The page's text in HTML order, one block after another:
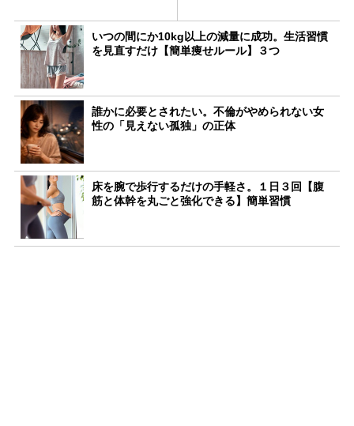
いつの間にか10kg以上の減量に成功。生活習慣
を見直すだけ【簡単痩せルール】３つ
誰かに必要とされたい。不倫がやめられない女
性の「見えない孤独」の正体
床を腕で歩行するだけの手軽さ。１日３回【腹
筋と体幹を丸ごと強化できる】簡単習慣